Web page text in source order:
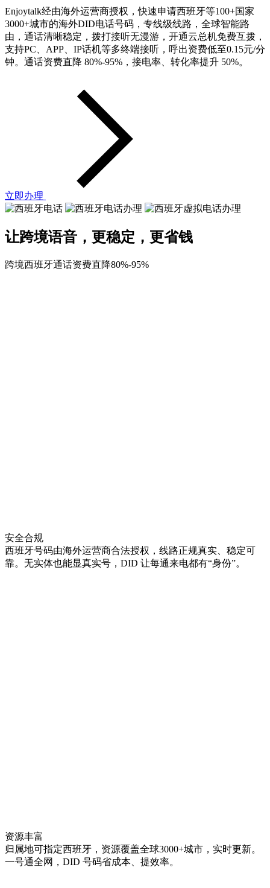
Enjoytalk经由海外运营商授权，快速申请西班牙等100+国家
3000+城市的海外DID电话号码，专线级线路，全球智能路
由，通话清晰稳定，拨打接听无漫游，开通云总机免费互拨，
支持PC、APP、IP话机等多终端接听，呼出资费低至0.15元/分
钟。通话资费直降 80%-95%，接电率、转化率提升 50%。
立即办理
让跨境语音，更稳定，更省钱
跨境西班牙通话资费直降80%-95%
安全合规
西班牙号码由海外运营商合法授权，线路正规真实、稳定可
靠。无实体也能显真实号，DID 让每通来电都有“身份”。
资源丰富
归属地可指定西班牙，资源覆盖全球3000+城市，实时更新。
一号通全网，DID 号码省成本、提效率。